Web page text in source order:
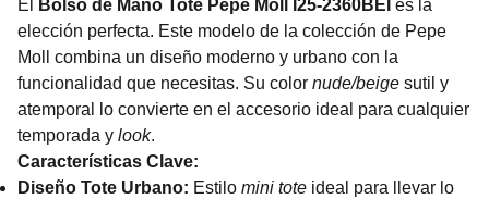
El Bolso de Mano Tote Pepe Moll I25-2360BEI es la
elección perfecta. Este modelo de la colección de Pepe
Moll combina un diseño moderno y urbano con la
funcionalidad que necesitas. Su color nude/beige sutil y
atemporal lo convierte en el accesorio ideal para cualquier
temporada y look.
Características Clave:
Diseño Tote Urbano: Estilo mini tote ideal para llevar lo